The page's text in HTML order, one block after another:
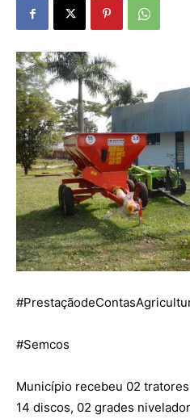
#
#Semcos
Município recebeu 02
14 discos, 02 grades